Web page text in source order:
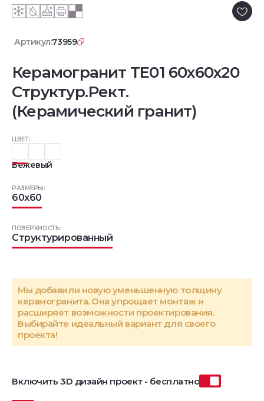
Артикул:73959
Керамогранит TE01 60x60x20
Структур.Рект.
(Керамический гранит)
ЦВЕТ:
Бежевый
РАЗМЕРЫ:
60x60
ПОВЕРХНОСТЬ:
Структурированный
Мы добавили новую уменьшенную толщину
керамогранита. Она упрощает монтаж и
расширяет возможности проектирования.
Выбирайте идеальный вариант для своего
проекта!
Включить 3D дизайн проект - бесплатно